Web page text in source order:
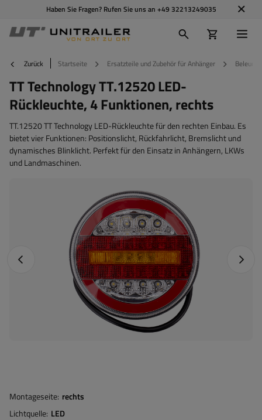
Haben Sie Fragen? Rufen Sie uns an +49 32213249035
Zurück Startseite Ersatzteile und Zubehör für Anhänger
TT Technology TT.12520 LED-
Rückleuchte, 4 Funktionen, rechts
TT.12520 TT Technology LED-Rückleuchte für den rechten Einbau. Es
bietet vier Funktionen: Positionslicht, Rückfahrlicht, Bremslicht und
dynamisches Blinklicht. Perfekt für den Einsatz in Anhängern, LKWs
und Landmaschinen.
Vorheriges Foto
Montageseite rechts
Lichtquelle LED